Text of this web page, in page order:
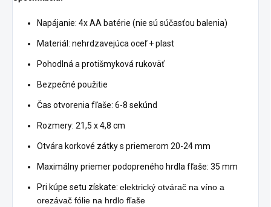
Napájanie: 4x AA batérie (nie sú súčasťou balenia)
Materiál: nehrdzavejúca oceľ + plast
Pohodlná a protišmyková rukoväť
Bezpečné použitie
Čas otvorenia fľaše: 6-8 sekúnd
Rozmery: 21,5 x 4,8 cm
Otvára korkové zátky s priemerom 20-24 mm
Maximálny priemer podopreného hrdla fľaše: 35 mm
Pri kúpe setu získate: elektrický otvárač na víno a
orezávač fólie na hrdlo fľaše